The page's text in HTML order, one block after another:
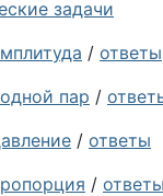
задачи
/ ответы
пар /
/ ответы
/ ответы